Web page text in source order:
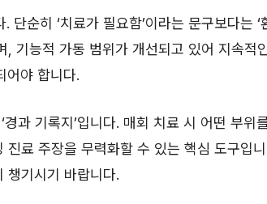
단순히 ‘치료가 필요함’이라는 문구보다는
기능적 가동 범위가 개선되고 있어 지속적
어야 합니다.
경과 기록지’입니다. 매회 치료 시 어떤 부위
료 주장을 무력화할 수 있는 핵심 도구입
챙기시기 바랍니다.